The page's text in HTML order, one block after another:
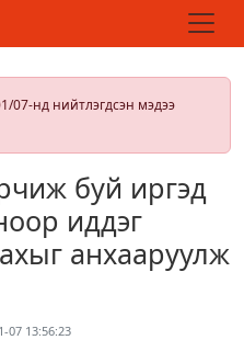
07-нд нийтлэгдсэн мэдээ
буй иргэд
иддэг
анхааруулж
07 13:56:23